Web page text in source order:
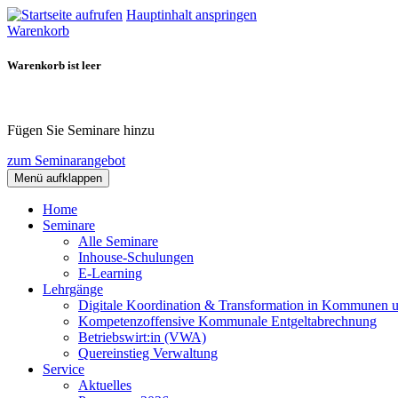
Hauptinhalt anspringen
Warenkorb
Warenkorb ist leer
Fügen Sie Seminare hinzu
zum Seminarangebot
Menü aufklappen
Home
Seminare
Alle Seminare
Inhouse-Schulungen
E-Learning
Lehrgänge
Digitale Koordination & Transformation in Kommunen
Kompetenzoffensive Kommunale Entgeltabrechnung
Betriebswirt:in (VWA)
Quereinstieg Verwaltung
Service
Aktuelles